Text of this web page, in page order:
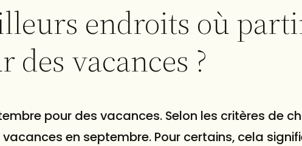
endroits où
des vacances ?
pour des vacances. Selon les critères de
en septembre. Pour certains, cela